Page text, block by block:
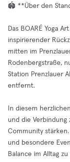
🏟️ **Über den
Das BOARÉ Yoga
inspirierender
mitten im
Rodenbergstraße,
Station Prenzlauer
entfernt.
In diesem
und die
Community
und besondere
Balance im Alltag